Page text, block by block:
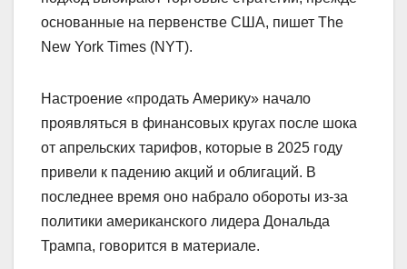
основанные на первенстве США, пишет The
New York Times (NYT).
Настроение «продать Америку» начало
проявляться в финансовых кругах после шока
от апрельских тарифов, которые в 2025 году
привели к падению акций и облигаций. В
последнее время оно набрало обороты из-за
политики американского лидера Дональда
Трампа, говорится в материале.